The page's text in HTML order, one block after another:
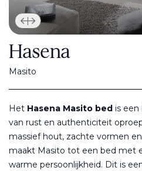
Hasena
Masito
Het Hasena Masito bed is
van rust en authenticiteit
massief hout, zachte vormen
maakt Masito tot een bed met
warme persoonlijkheid. Dit is